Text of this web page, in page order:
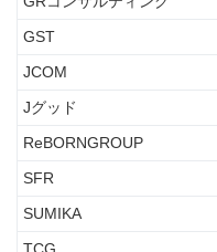
池業
者の
方
GST
JCOM
Jグッド
ReBORNGROUP
SFR
SUMIKA